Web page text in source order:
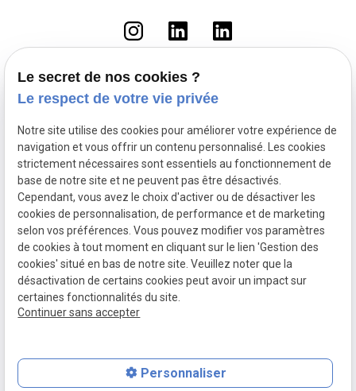
Accueil
Le cabinet
Droit du travail
Fonction Publique
Droit pénal routier
Droit pénal
Actualités
Mentions légales
Politique de confidentialité
Plan du site
Gestion des cookies
SIRET :90340579300014
Le secret de nos cookies ?
Le respect de votre vie privée
Notre site utilise des cookies pour améliorer votre expérience de
navigation et vous offrir un contenu personnalisé. Les cookies
strictement nécessaires sont essentiels au fonctionnement de
base de notre site et ne peuvent pas être désactivés.
Cependant, vous avez le choix d'activer ou de désactiver les
cookies de personnalisation, de performance et de marketing
selon vos préférences. Vous pouvez modifier vos paramètres
de cookies à tout moment en cliquant sur le lien 'Gestion des
cookies' situé en bas de notre site. Veuillez noter que la
désactivation de certains cookies peut avoir un impact sur
certaines fonctionnalités du site.
Continuer sans accepter
Personnaliser